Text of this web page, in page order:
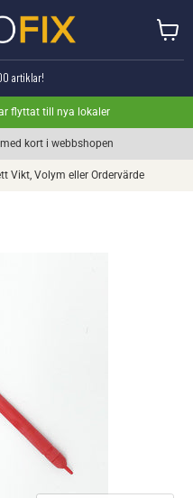
artiklar!
flyttat till nya lokaler
kort i webbshopen
Vikt, Volym eller Ordervärde